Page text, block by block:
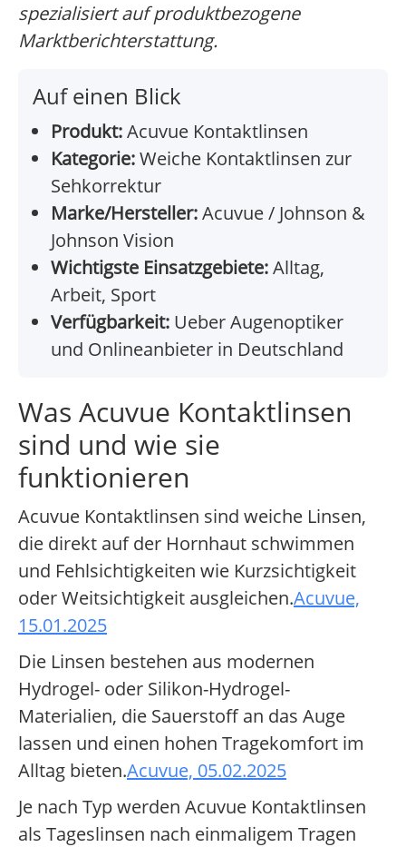
spezialisiert auf produktbezogene
Marktberichterstattung.
Auf einen Blick
Produkt:Acuvue Kontaktlinsen
Kategorie:Weiche Kontaktlinsen zur
Sehkorrektur
Marke/Hersteller:Acuvue / Johnson &
Johnson Vision
Wichtigste Einsatzgebiete:Alltag,
Arbeit, Sport
Verfügbarkeit: Ueber Augenoptiker
und Onlineanbieter in Deutschland
Was Acuvue Kontaktlinsen
sind und wie sie
funktionieren
Acuvue Kontaktlinsen sind weiche Linsen,
die direkt auf der Hornhaut schwimmen
und Fehlsichtigkeiten wie Kurzsichtigkeit
oder Weitsichtigkeit ausgleichen.Acuvue,
15.01.2025
Die Linsen bestehen aus modernen
Hydrogel- oder Silikon-Hydrogel-
Materialien, die Sauerstoff an das Auge
lassen und einen hohen Tragekomfort im
Alltag bieten.Acuvue, 05.02.2025
Je nach Typ werden Acuvue Kontaktlinsen
als Tageslinsen nach einmaligem Tragen